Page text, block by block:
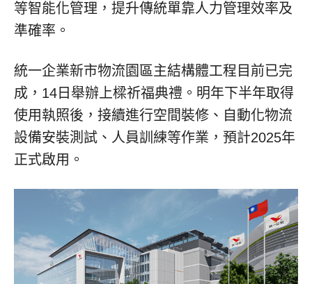
等智能化管理，提升傳統單靠人力管理效率及
準確率。
統一企業新市物流園區主結構體工程目前已完
成，14日舉辦上樑祈福典禮。明年下半年取得
使用執照後，接續進行空間裝修、自動化物流
設備安裝測試、人員訓練等作業，預計2025年
正式啟用。